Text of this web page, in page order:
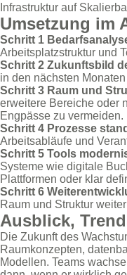
Infrastruktur auf
Umsetzung im
Schritt 1
Arbeitsplatzstruktur und
Schritt 2 Zukunftsbild
in den nächsten
Schritt 3 Raum und
erweitere Bereiche oder
Engpässe zu vermeiden.
Schritt 4 Prozesse
Arbeitsabläufe und
Schritt 5 Tools
Systeme wie digitale
Plattformen oder klar
Schritt 6
Raum und Struktur
Ausblick,
Die Zukunft des
Raumkonzepten,
Modellen. Teams